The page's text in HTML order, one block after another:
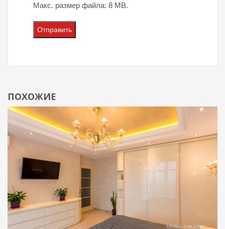
Макс. размер файла: 8 MB.
ПОХОЖИЕ